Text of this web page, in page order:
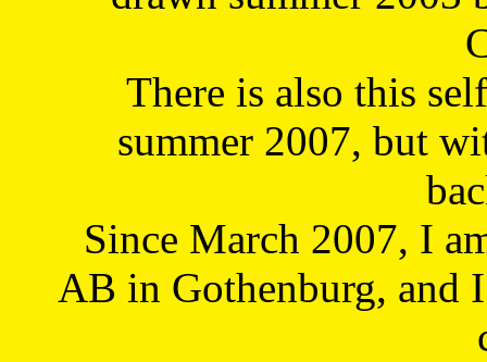
There is also this
summer 2007, but
Since March 2007, I
AB in Gothenburg, and